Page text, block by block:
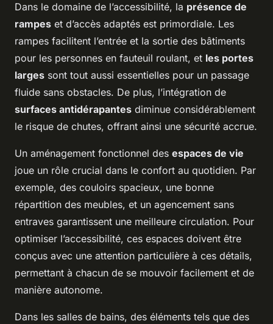
Dans le domaine de l’accessibilité, la présence de
rampes et d’accès adaptés est primordiale. Les
rampes facilitent l’entrée et la sortie des bâtiments
pour les personnes en fauteuil roulant, et les portes
larges sont tout aussi essentielles pour un passage
fluide sans obstacles. De plus, l’intégration de
surfaces antidérapantes diminue considérablement
le risque de chutes, offrant ainsi une sécurité accrue.
Un aménagement fonctionnel des espaces de vie
joue un rôle crucial dans le confort au quotidien. Par
exemple, des couloirs spacieux, une bonne
répartition des meubles, et un agencement sans
entraves garantissent une meilleure circulation. Pour
optimiser l’accessibilité, ces espaces doivent être
conçus avec une attention particulière à ces détails,
permettant à chacun de se mouvoir facilement et de
manière autonome.
Dans les salles de bains, des éléments tels que des